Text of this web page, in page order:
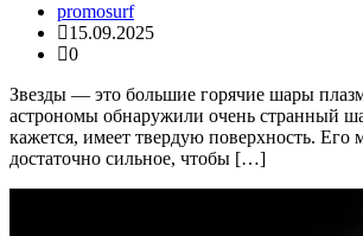
promosurf
15.09.2025
0
Звезды — это большие горячие шары
астрономы обнаружили очень странный
кажется, имеет твердую поверхность. Его
достаточно сильное, чтобы […]